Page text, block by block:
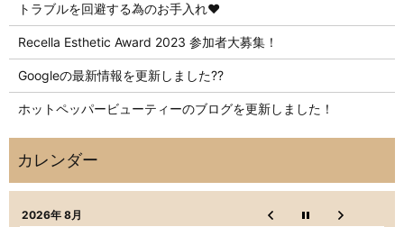
トラブルを回避する為のお手入れ❤️
Recella Esthetic Award 2023 参加者大募集！
Googleの最新情報を更新しました??
ホットペッパービューティーのブログを更新しました！
2026年 8月